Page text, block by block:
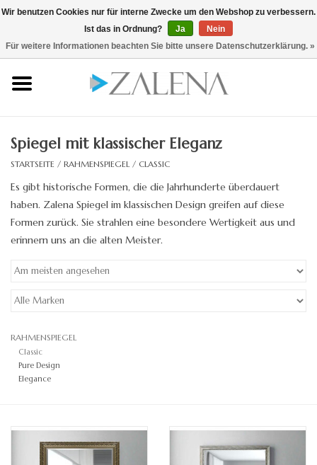
0 Artikel - €0,00 / hier zum B2B Shop
Rahmenspiegel
Lichtspiegel
Zubehör
Designspiegel
Spiegel auf Maß
Standspiegel
Spiegel mit klassischer Eleganz
STARTSEITE / RAHMENSPIEGEL / CLASSIC
Es gibt historische Formen, die die Jahrhunderte überdauert
haben. Zalena Spiegel im klassischen Design greifen auf diese
Formen zurück. Sie strahlen eine besondere Wertigkeit aus und
erinnern uns an die alten Meister.
RAHMENSPIEGEL
Classic
Pure Design
Elegance
Wir benutzen Cookies nur für interne Zwecke um den Webshop zu verbessern.
Ist das in Ordnung?
Ja
Nein
Für weitere Informationen beachten Sie bitte unsere Datenschutzerklärung. »